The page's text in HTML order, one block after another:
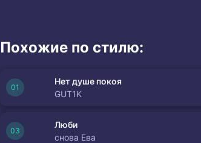
Похожие по стилю:
Нет душе покоя
GUT1K
Люби
снова Ева